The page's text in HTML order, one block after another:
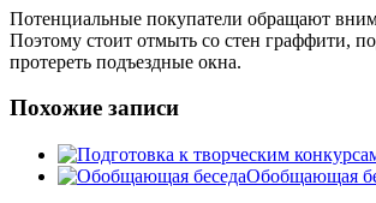
Потенциальные покупатели обращают
Поэтому стоит отмыть со стен граффити,
протереть подъездные окна.
Похожие записи
Обобщающая